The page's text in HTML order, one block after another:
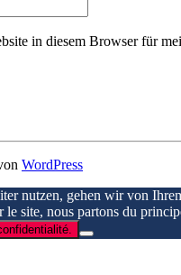
in diesem Browser für
WordPress
nutzen, gehen wir von
site, nous partons du